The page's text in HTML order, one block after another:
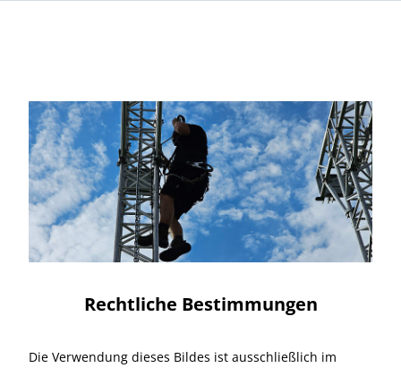
Rechtliche Bestimmungen
Die Verwendung dieses Bildes ist ausschließlich im